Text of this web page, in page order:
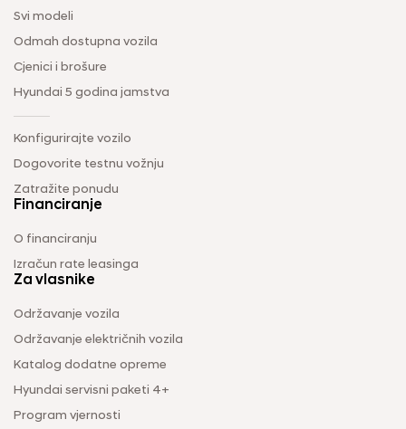
Svi modeli
Odmah dostupna vozila
Cjenici i brošure
Hyundai 5 godina jamstva
Konfigurirajte vozilo
Dogovorite testnu vožnju
Zatražite ponudu
Financiranje
O financiranju
Izračun rate leasinga
Za vlasnike
Održavanje vozila
Održavanje električnih vozila
Katalog dodatne opreme
Hyundai servisni paketi 4+
Program vjernosti